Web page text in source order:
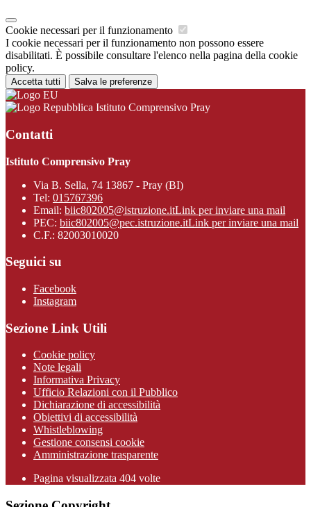
Cookie necessari per il funzionamento
I cookie necessari per il funzionamento non possono essere
disabilitati. È possibile consultare l'elenco nella pagina della cookie
policy.
Accetta tutti Salva le preferenze
Istituto Comprensivo Pray
Contatti
Istituto Comprensivo Pray
Via B. Sella, 74 13867 - Pray (BI)
Tel: 015767396
Email: biic802005@istruzione.itLink per inviare una mail
PEC: biic802005@pec.istruzione.itLink per inviare una mail
C.F.: 82003010020
Seguici su
Facebook
Instagram
Sezione Link Utili
Cookie policy
Note legali
Informativa Privacy
Ufficio Relazioni con il Pubblico
Dichiarazione di accessibilità
Obiettivi di accessibilità
Whistleblowing
Gestione consensi cookie
Amministrazione trasparente
Pagina visualizzata 404 volte